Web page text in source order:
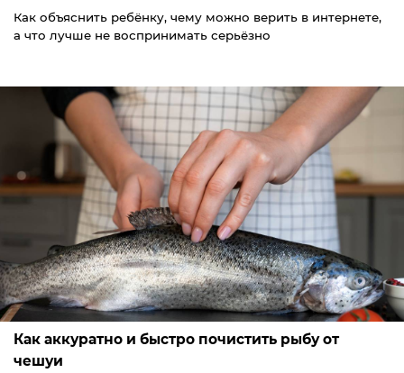
Как объяснить ребёнку, чему можно верить в интернете,
а что лучше не воспринимать серьёзно
Как аккуратно и быстро почистить рыбу от
чешуи